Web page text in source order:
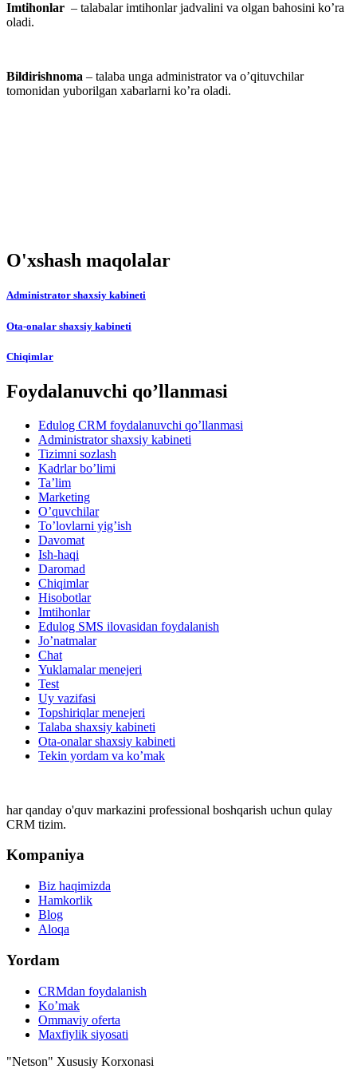
Imtihonlar – talabalar imtihonlar jadvalini va olgan bahosini ko’ra
oladi.
Bildirishnoma – talaba unga administrator va o’qituvchilar
tomonidan yuborilgan xabarlarni ko’ra oladi.
O'xshash maqolalar
Administrator shaxsiy kabineti
Ota-onalar shaxsiy kabineti
Chiqimlar
Foydalanuvchi qo’llanmasi
Edulog CRM foydalanuvchi qo’llanmasi
Administrator shaxsiy kabineti
Tizimni sozlash
Kadrlar bo’limi
Ta’lim
Marketing
O’quvchilar
To’lovlarni yig’ish
Davomat
Ish-haqi
Daromad
Chiqimlar
Hisobotlar
Imtihonlar
Edulog SMS ilovasidan foydalanish
Jo’natmalar
Chat
Yuklamalar menejeri
Test
Uy vazifasi
Тоpshiriqlar menejeri
Talaba shaxsiy kabineti
Ota-onalar shaxsiy kabineti
Tekin yordam va ko’mak
har qanday o'quv markazini professional boshqarish uchun qulay
CRM tizim.
Kompaniya
Biz haqimizda
Hamkorlik
Blog
Aloqa
Yordam
CRMdan foydalanish
Ko’mak
Ommaviy oferta
Maxfiylik siyosati
"Netson" Xususiy Korxonasi